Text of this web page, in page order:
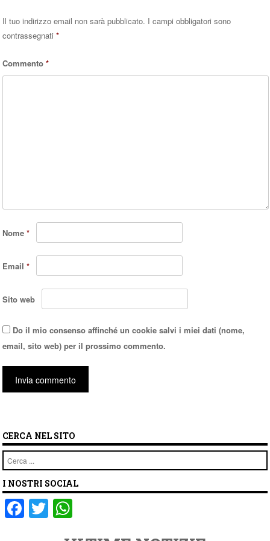
Il tuo indirizzo email non sarà pubblicato. I campi obbligatori sono
contrassegnati*
Commento*
Nome*
Email*
Sito web
Do il mio consenso affinché un cookie salvi i miei dati (nome,
email, sito web) per il prossimo commento.
CERCA NEL SITO
Cerca
I NOSTRI SOCIAL
F
a
T
wi